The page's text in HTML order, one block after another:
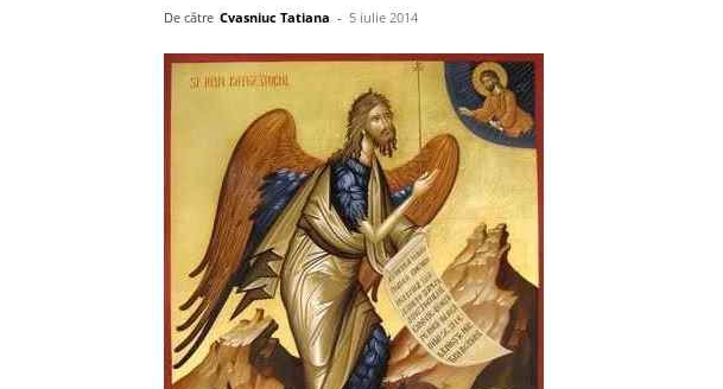
De către Cvasniuc Tatiana - 5 iulie 2014